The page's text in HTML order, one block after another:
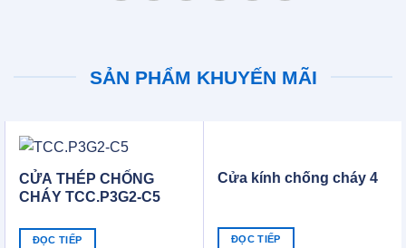
SẢN PHẨM KHUYẾN MÃI
CỬA THÉP CHỐNG
CHÁY TCC.P3G2-C5
ĐỌC TIẾP
Cửa kính chống cháy 4
ĐỌC TIẾP